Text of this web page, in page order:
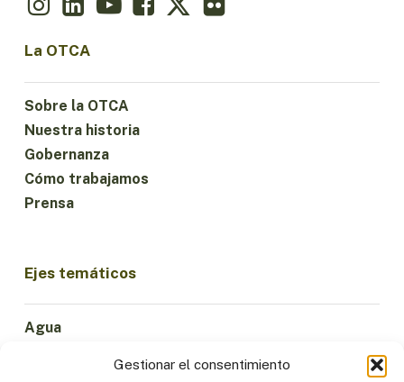
Gestionar el consentimiento
La OTCA
Sobre la OTCA
Nuestra historia
Gobernanza
Cómo trabajamos
Prensa
Ejes temáticos
Agua